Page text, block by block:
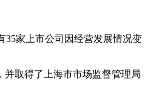
35家上市公司因经营发展情况变
并取得了上海市市场监督管理局